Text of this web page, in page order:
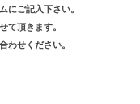
にご記入下さい。
て頂きます。
わせください。